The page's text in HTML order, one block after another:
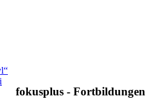
fokusplus -